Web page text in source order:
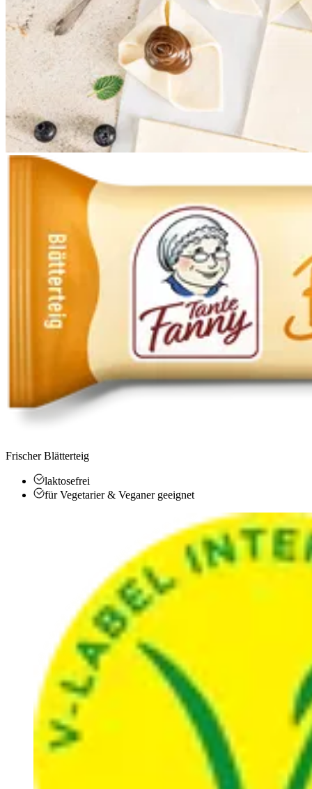
Frischer Blätterteig
laktosefrei
für Vegetarier & Veganer geeignet